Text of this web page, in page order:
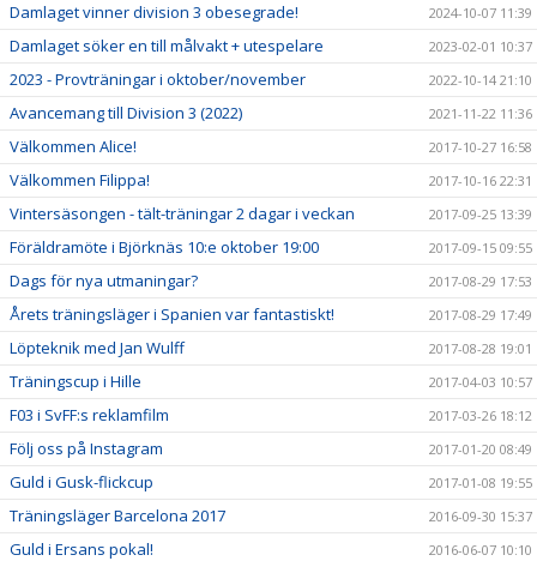
BILDGALLERI
DOKUMENT
SPONSORER
Damlaget vinner division 3 obesegrade! 2024-10-07 11:39
Damlaget söker en till målvakt + utespelare 2023-02-01 10:37
2023 - Provträningar i oktober/november 2022-10-14 21:10
Avancemang till Division 3 (2022) 2021-11-22 11:36
Välkommen Alice! 2017-10-27 16:58
Välkommen Filippa! 2017-10-16 22:31
Vintersäsongen - tält-träningar 2 dagar i veckan 2017-09-25 13:39
Föräldramöte i Björknäs 10:e oktober 19:00 2017-09-15 09:55
Dags för nya utmaningar? 2017-08-29 17:53
Årets träningsläger i Spanien var fantastiskt! 2017-08-29 17:49
Löpteknik med Jan Wulff 2017-08-28 19:01
Träningscup i Hille 2017-04-03 10:57
F03 i SvFF:s reklamfilm 2017-03-26 18:12
Följ oss på Instagram 2017-01-20 08:49
Guld i Gusk-flickcup 2017-01-08 19:55
Träningsläger Barcelona 2017 2016-09-30 15:37
Guld i Ersans pokal! 2016-06-07 10:10